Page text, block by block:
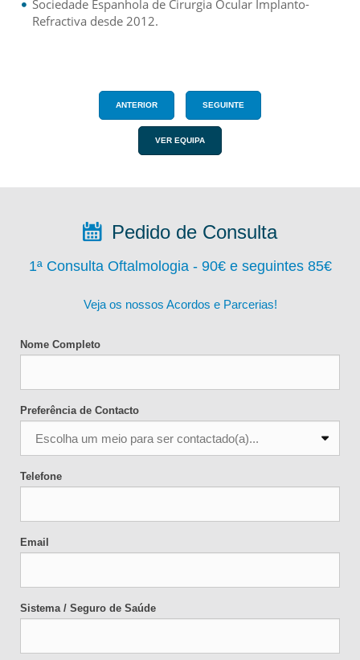
Sociedade Espanhola de Cirurgia Ocular Implanto-
Refractiva desde 2012.
ANTERIOR SEGUINTE
VER EQUIPA
Pedido de Consulta
1ª Consulta Oftalmologia - 90€ e seguintes 85€
Veja os nossos Acordos e Parcerias!
Nome Completo
Preferência de Contacto
Telefone
Email
Sistema / Seguro de Saúde